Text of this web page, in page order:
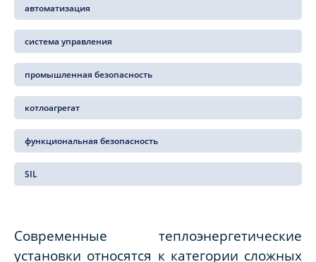
автоматизация
система управления
промышленная безопасность
котлоагрегат
функциональная безопасность
SIL
Современные теплоэнергетические
установки относятся к категории сложных